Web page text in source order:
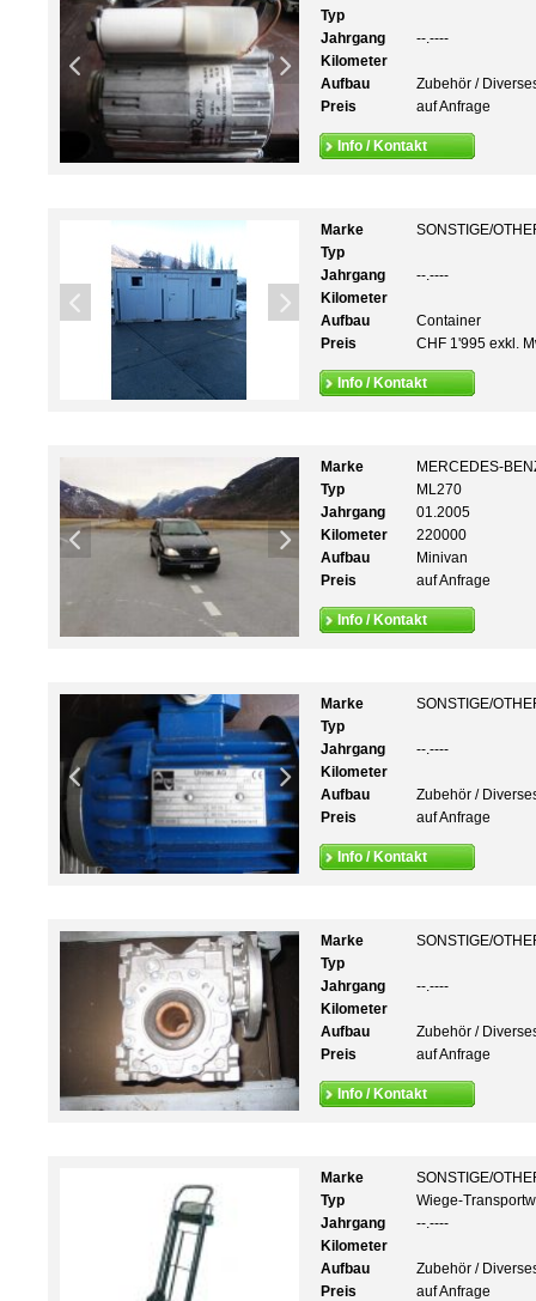
Typ
Jahrgang
--.----
Kilometer
Aufbau
Zubehör /
Preis
auf Anfrage
Info / Kontakt
Marke
SONSTIGE/
Typ
Jahrgang
--.----
Kilometer
Aufbau
Container
Preis
CHF 1'995 exkl.
Info / Kontakt
Marke
MERCEDES-
Typ
ML270
Jahrgang
01.2005
Kilometer
220000
Aufbau
Minivan
Preis
auf Anfrage
Info / Kontakt
Marke
SONSTIGE/
Typ
Jahrgang
--.----
Kilometer
Aufbau
Zubehör /
Preis
auf Anfrage
Info / Kontakt
Marke
SONSTIGE/
Typ
Jahrgang
--.----
Kilometer
Aufbau
Zubehör /
Preis
auf Anfrage
Info / Kontakt
Marke
SONSTIGE/
Typ
Wiege-
Jahrgang
--.----
Kilometer
Aufbau
Zubehör /
Preis
auf Anfrage